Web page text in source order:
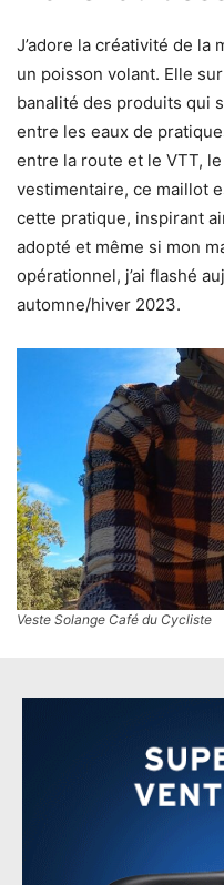
J’adore la créativité de la
un poisson volant. Elle
banalité des produits qui
entre les eaux de
entre la route et le VTT,
vestimentaire, ce maillot
cette pratique, inspirant
adopté et même si mon
opérationnel, j’ai flashé
automne/hiver 2023.
Veste Solange Café du Cycliste